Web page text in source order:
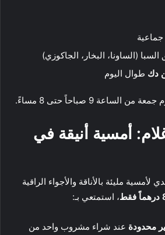
جماعية
(الساونا، البخار، الجاكوزي)
دك طوال اليوم
9 صباحاً حتى 8 مساءً.
أمسية أنيقة في
مليئة بالأناقة والأجواء الراقية
، استمتعي بـ:
محدودة عند شراء مشروب واحد من